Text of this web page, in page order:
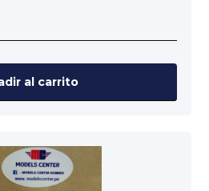
al carrito